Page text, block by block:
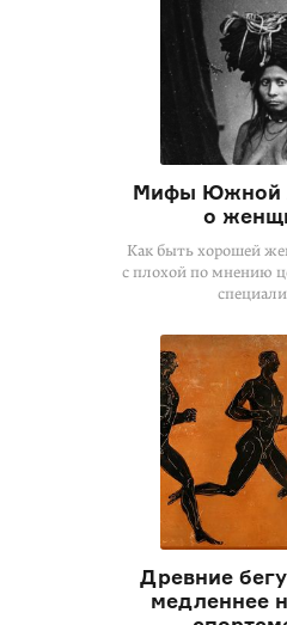
Мифы Южной
о
Как быть хорошей
с плохой по мнению
Древние
медленнее